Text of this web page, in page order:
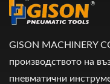
GISON MACHINERY
производството на
пневматични